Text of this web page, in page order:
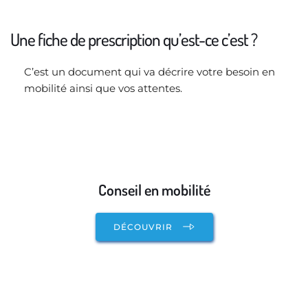
Une fiche de prescription qu’est-ce c’est ?
C’est un document qui va décrire votre besoin en
mobilité ainsi que vos attentes.
Conseil en mobilité
DÉCOUVRIR